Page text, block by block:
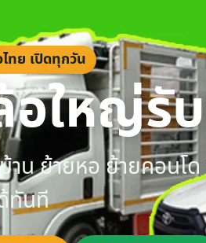
ทย เปิดทุกวัน
อใหญ่รั
าน ย้ายหอ ย้ายคอนโ
ทันที